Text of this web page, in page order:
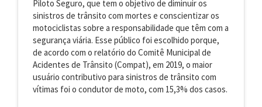
Piloto Seguro, que tem o objetivo de diminuir os
sinistros de trânsito com mortes e conscientizar os
motociclistas sobre a responsabilidade que têm com a
segurança viária. Esse público foi escolhido porque,
de acordo com o relatório do Comitê Municipal de
Acidentes de Trânsito (Compat), em 2019, o maior
usuário contributivo para sinistros de trânsito com
vítimas foi o condutor de moto, com 15,3% dos casos.